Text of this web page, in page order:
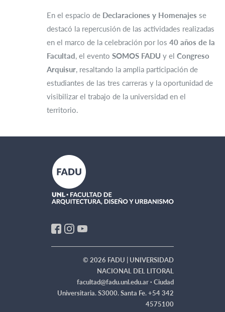
En el espacio de Declaraciones y Homenajes se
destacó la repercusión de las actividades realizadas
en el marco de la celebración por los 40 años de la
Facultad, el evento SOMOS FADU y el Congreso
Arquisur, resaltando la amplia participación de
estudiantes de las tres carreras y la oportunidad de
visibilizar el trabajo de la universidad en el
territorio.
© 2026 FADU | UNIVERSIDAD
NACIONAL DEL LITORAL
facultad@fadu.unl.edu.ar ·Ciudad
Universitaria. S3000. Santa Fe. +54 342
4575100